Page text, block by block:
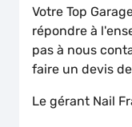
Votre Top
répondre à
pas à nous
faire un devis
Le gérant Nail